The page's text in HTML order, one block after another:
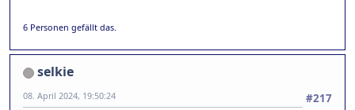
6 Personen gefällt das.
selkie
#217
08. April 2024, 19:50:24